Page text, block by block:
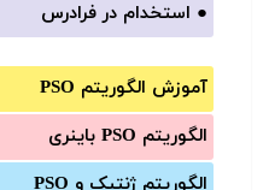
● استخدام در فرادرس
آموزش الگوریتم PSO
الگوریتم PSO باینری
الگوریتم ژنتیک و PSO